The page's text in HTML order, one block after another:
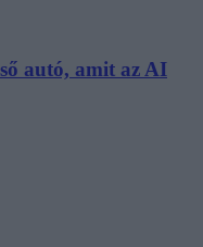
autó, amit az AI